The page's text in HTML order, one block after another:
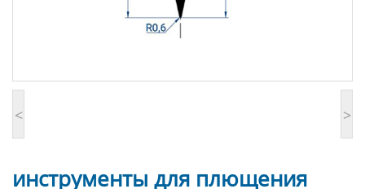
< >
инструменты для плющения